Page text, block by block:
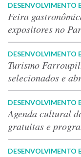
DESENVOLVIMENTO
Feira
expositores no
DESENVOLVIMENTO
Turismo
selecionados e
DESENVOLVIMENTO
Agenda cultural
gratuitas e
DESENVOLVIMENTO